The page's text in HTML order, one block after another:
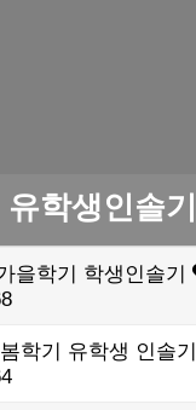
유학생인솔기
을학기 학생인솔기
학기 유학생 인솔기